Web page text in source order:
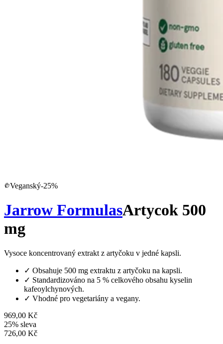
Veganský-25%
Jarrow FormulasArtycok 500
mg
Vysoce koncentrovaný extrakt z artyčoku v jedné kapsli.
✓ Obsahuje 500 mg extraktu z artyčoku na kapsli.
✓ Standardizováno na 5 % celkového obsahu kyselin
kafeoylchynových.
✓ Vhodné pro vegetariány a vegany.
969,00 Kč
25% sleva
726,00 Kč